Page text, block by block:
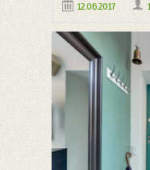
12.06.2017